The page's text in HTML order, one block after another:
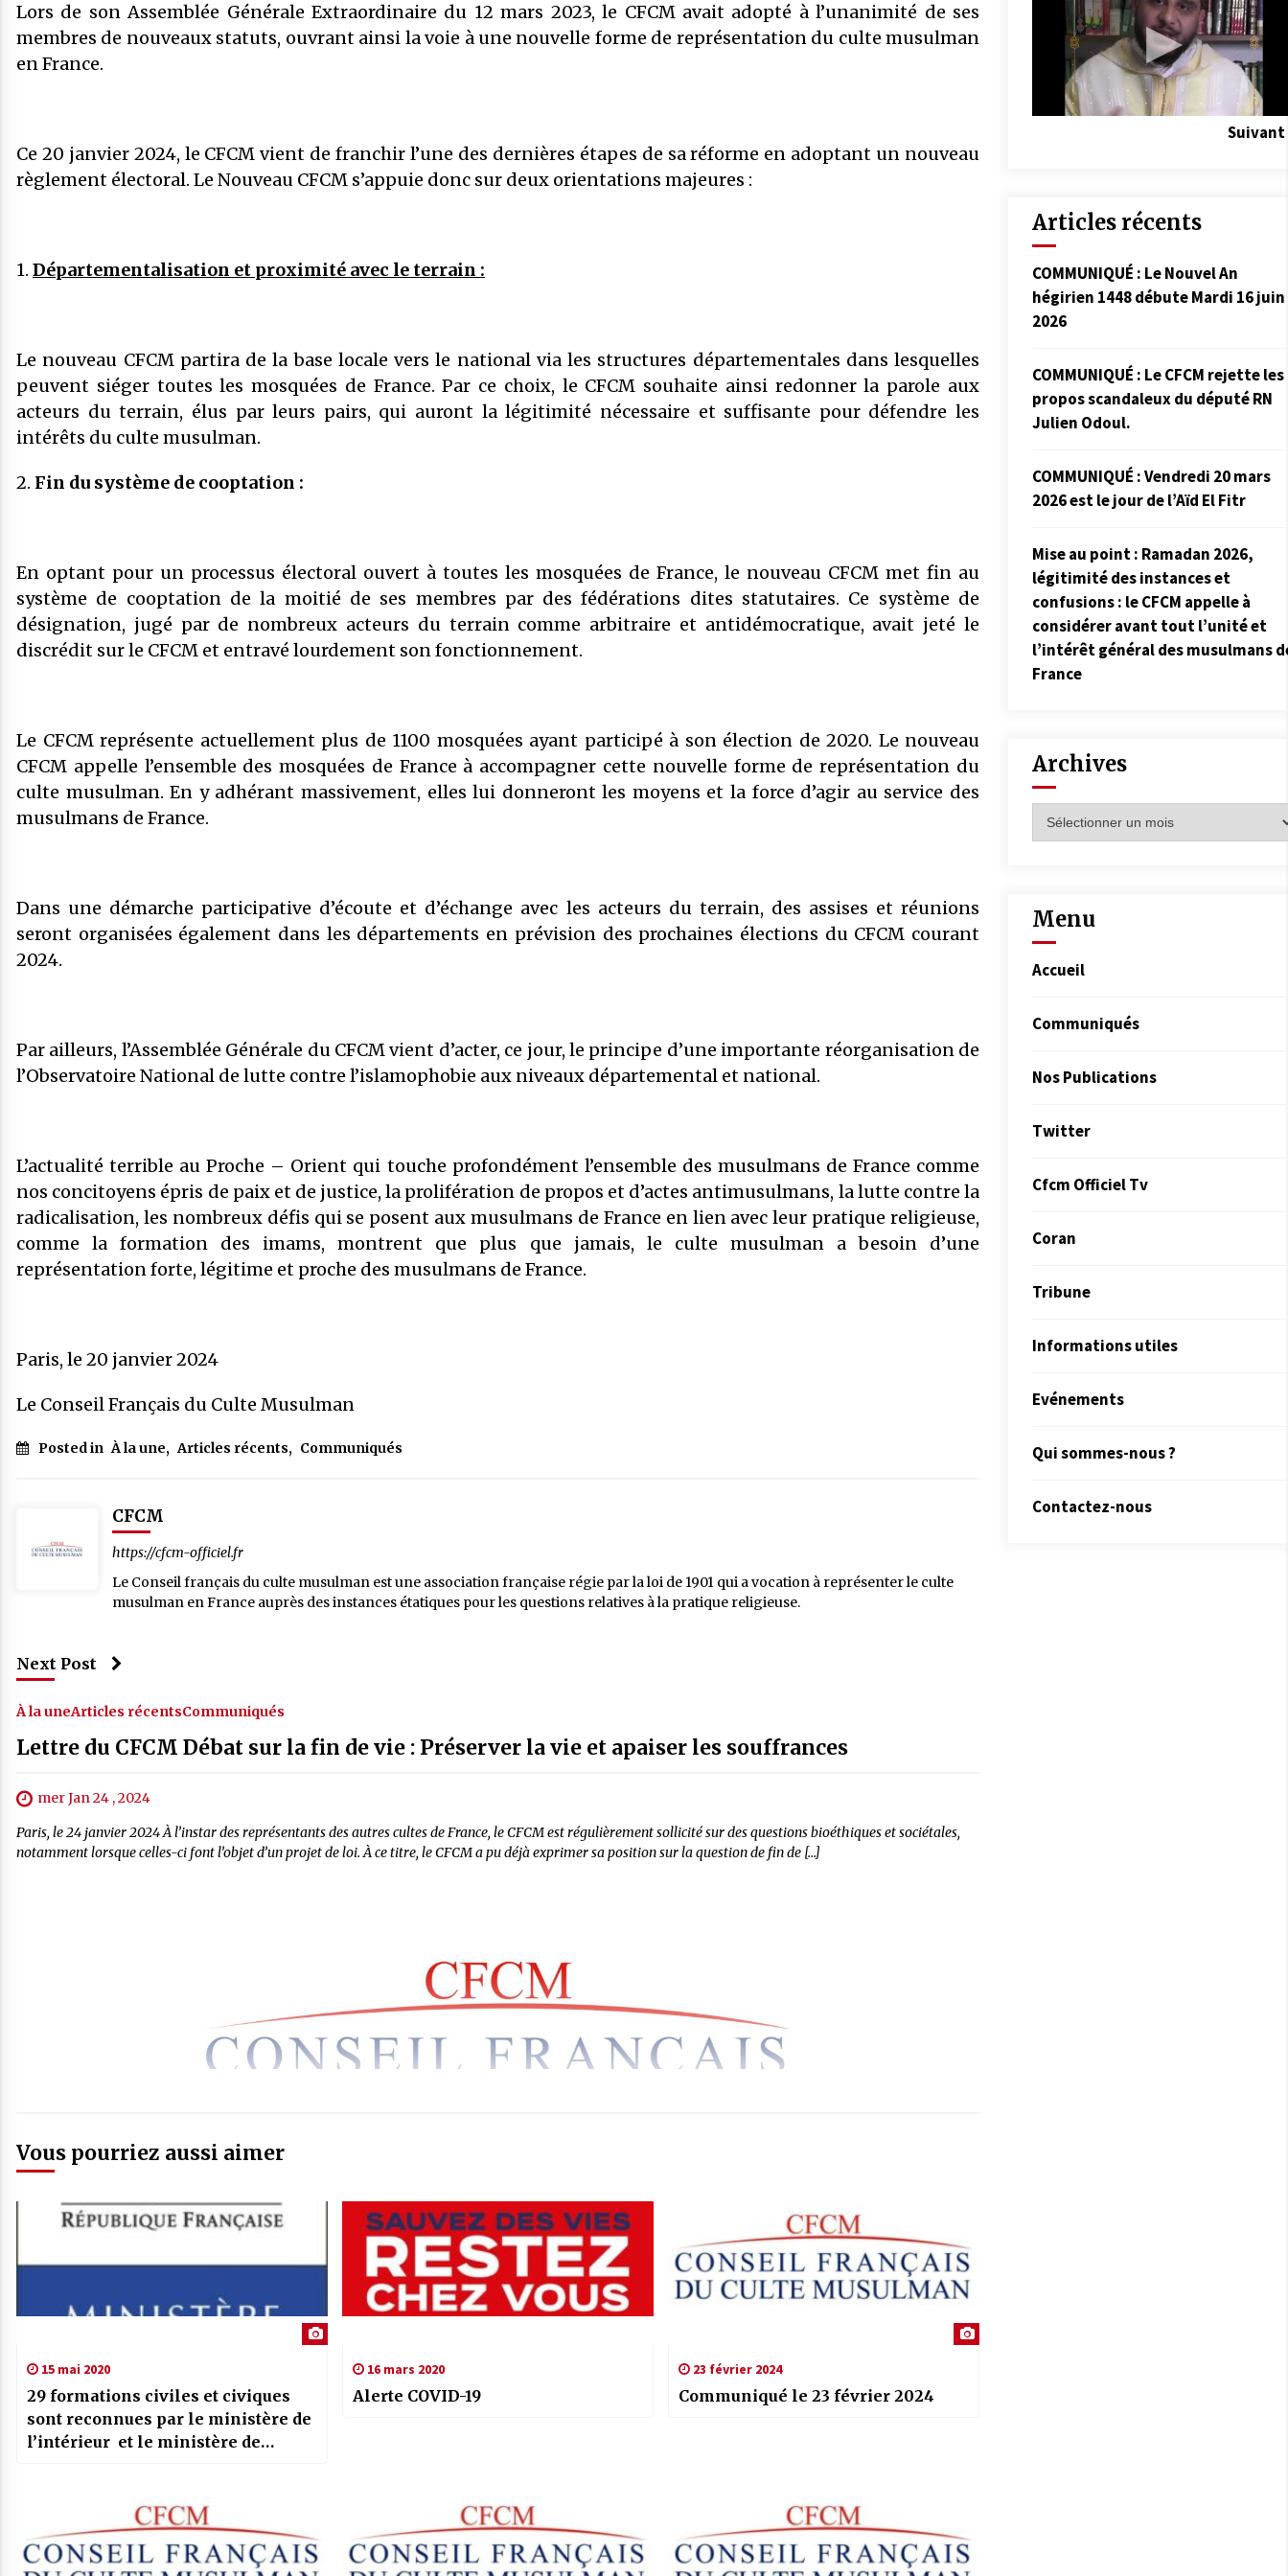
Lors de son Assemblée Générale Extraordinaire du 12 mars 2023, le CFCM avait adopté à l’unanimité de ses
membres de nouveaux statuts, ouvrant ainsi la voie à une nouvelle forme de représentation du culte musulman
en France.
Ce 20 janvier 2024, le CFCM vient de franchir l’une des dernières étapes de sa réforme en adoptant un nouveau
règlement électoral. Le Nouveau CFCM s’appuie donc sur deux orientations majeures :
1. Départementalisation et proximité avec le terrain :
Le nouveau CFCM partira de la base locale vers le national via les structures départementales dans lesquelles
peuvent siéger toutes les mosquées de France. Par ce choix, le CFCM souhaite ainsi redonner la parole aux
acteurs du terrain, élus par leurs pairs, qui auront la légitimité nécessaire et suffisante pour défendre les
intérêts du culte musulman.
2. Fin du système de cooptation :
En optant pour un processus électoral ouvert à toutes les mosquées de France, le nouveau CFCM met fin au
système de cooptation de la moitié de ses membres par des fédérations dites statutaires. Ce système de
désignation, jugé par de nombreux acteurs du terrain comme arbitraire et antidémocratique, avait jeté le
discrédit sur le CFCM et entravé lourdement son fonctionnement.
Le CFCM représente actuellement plus de 1100 mosquées ayant participé à son élection de 2020. Le nouveau
CFCM appelle l’ensemble des mosquées de France à accompagner cette nouvelle forme de représentation du
culte musulman. En y adhérant massivement, elles lui donneront les moyens et la force d’agir au service des
musulmans de France.
Dans une démarche participative d’écoute et d’échange avec les acteurs du terrain, des assises et réunions
seront organisées également dans les départements en prévision des prochaines élections du CFCM courant
2024.
Par ailleurs, l’Assemblée Générale du CFCM vient d’acter, ce jour, le principe d’une importante réorganisation de
l’Observatoire National de lutte contre l’islamophobie aux niveaux départemental et national.
L’actualité terrible au Proche – Orient qui touche profondément l’ensemble des musulmans de France comme
nos concitoyens épris de paix et de justice, la prolifération de propos et d’actes antimusulmans, la lutte contre la
radicalisation, les nombreux défis qui se posent aux musulmans de France en lien avec leur pratique religieuse,
comme la formation des imams, montrent que plus que jamais, le culte musulman a besoin d’une
représentation forte, légitime et proche des musulmans de France.
Paris, le 20 janvier 2024
Le Conseil Français du Culte Musulman
Posted in À la une, Articles récents, Communiqués
CFCM
https://cfcm-officiel.fr
Le Conseil français du culte musulman est une association française régie par la loi de 1901 qui a vocation à représenter le culte
musulman en France auprès des instances étatiques pour les questions relatives à la pratique religieuse.
Next Post
À la uneArticles récentsCommuniqués
Lettre du CFCM Débat sur la fin de vie : Préserver la vie et apaiser les souffrances
mer Jan 24 , 2024
Paris, le 24 janvier 2024 À l’instar des représentants des autres cultes de France, le CFCM est régulièrement sollicité sur des questions bioéthiques et sociétales,
notamment lorsque celles-ci font l’objet d’un projet de loi. À ce titre, le CFCM a pu déjà exprimer sa position sur la question de fin de […]
Vous pourriez aussi aimer
15 mai 2020
29 formations civiles et civiques
sont reconnues par le ministère de
l’intérieur et le ministère de
l’ensemble du territoire national :
16 mars 2020
Alerte COVID-19
23 février 2024
Communiqué le 23 février 2024
Suivant
Articles récents
COMMUNIQUÉ : Le Nouvel An
hégirien 1448 débute Mardi 16 juin
2026
COMMUNIQUÉ : Le CFCM rejette les
propos scandaleux du député RN
Julien Odoul.
COMMUNIQUÉ : Vendredi 20 mars
2026 est le jour de l’Aïd El Fitr
Mise au point : Ramadan 2026,
légitimité des instances et
confusions : le CFCM appelle à
considérer avant tout l’unité et
l’intérêt général des musulmans
France
Archives
Menu
Accueil
Communiqués
Nos Publications
Twitter
Cfcm Officiel Tv
Coran
Tribune
Informations utiles
Evénements
Qui sommes-nous ?
Contactez-nous